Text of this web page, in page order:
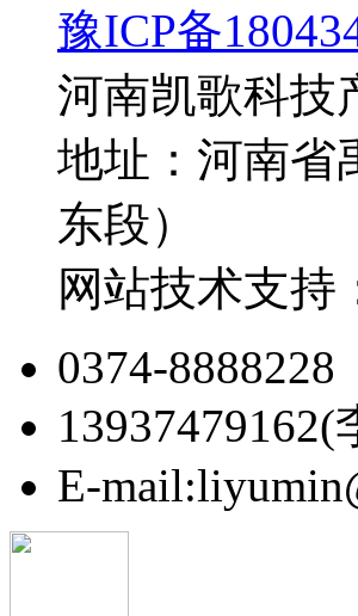
豫ICP备
河南凯歌科技
地址：河南省
东段）
网站技术支持
0374-8888228
13937479162(
E-